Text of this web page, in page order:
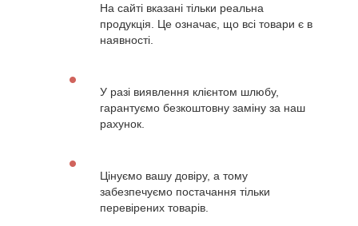
На сайті вказані тільки реальна
продукція. Це означає, що всі товари є в
наявності.
У разі виявлення клієнтом шлюбу,
гарантуємо безкоштовну заміну за наш
рахунок.
Цінуємо вашу довіру, а тому
забезпечуємо постачання тільки
перевірених товарів.